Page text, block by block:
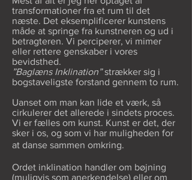
transformationer fra et rum til det
næste. Det eksemplificerer kunstens
måde at springe fra kunstneren og ud i
betragteren. Vi perciperer, vi mimer
eller rettere genskaber i vores
bevidsthed.
”Baglæns Inklination”strækker sig i
bogstaveligste forstand gennem to rum.
Uanset om man kan lide et værk, så
cirkulerer det allerede i sindets proces.
Vi er fælles om kunst. Kunst er det, der
sker i os, og som vi har muligheden for
at danse sammen omkring.
Ordet inklination handler om bøjning
(muligvis som anerkendelse) eller om